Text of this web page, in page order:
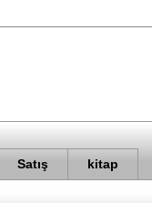
Satış kitap